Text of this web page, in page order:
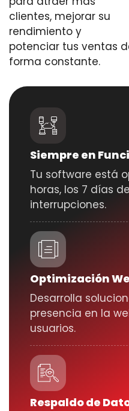
clientes, mejorar su
rendimiento y
potenciar tus ventas
forma constante.
Siempre en
Tu software está
horas, los 7 días
interrupciones.
Optimización
Desarrolla
presencia en la
usuarios.
Respaldo de